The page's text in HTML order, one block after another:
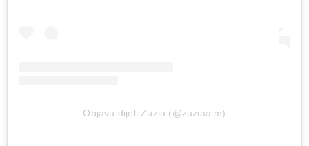
Objavu dijeli Zuzia (@zuziaa.m)